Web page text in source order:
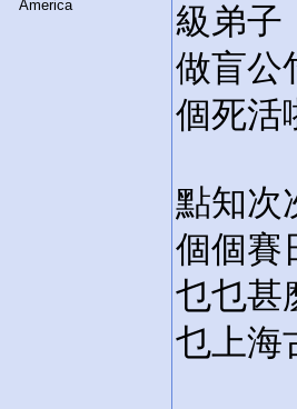
級弟子
做盲公
個死活
點知次
個個賽
乜乜甚
乜上海